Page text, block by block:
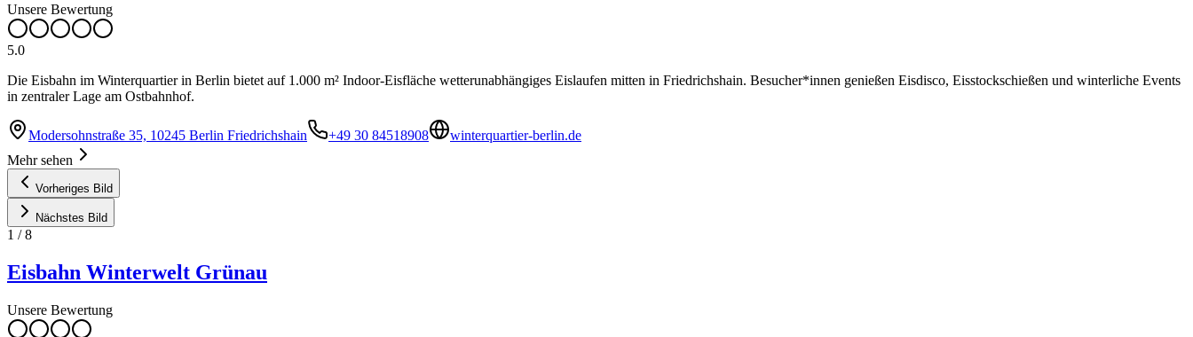
Unsere Bewertung
5.0
Die Eisbahn im Winterquartier in Berlin bietet auf 1.000 m² Indoor-Eisfläche wetterunabhängiges Eislaufen mitten in Friedrichshain. Besucher*innen genießen Eisdisco, Eisstockschießen und winterliche Events
in zentraler Lage am Ostbahnhof.
Modersohnstraße 35, 10245 Berlin Friedrichshain +49 30 84518908
winterquartier-berlin.de
Mehr sehen
Vorheriges Bild
Nächstes Bild
1 /8
Eisbahn Winterwelt Grünau
Unsere Bewertung